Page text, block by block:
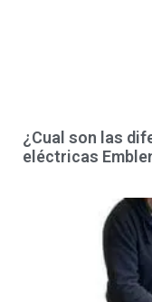
¿Cual son las
eléctricas